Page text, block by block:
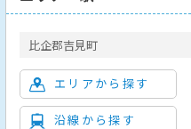
比企郡吉見町
エリアから探す
沿線から探す